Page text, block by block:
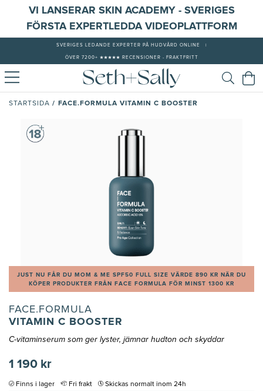
VI LANSERAR SKIN ACADEMY - SVERIGES
FÖRSTA EXPERTLEDDA VIDEOPLATTFORM
SVERIGES LEDANDE EXPERTER PÅ HUDVÅRD ONLINE
ÖVER 7200+ ★★★★★ RECENSIONER - FRAKTFRITT
STARTSIDA / FACE.FORMULA VITAMIN C BOOSTER
JUST NU FÅR DU MOM & ME SPF50 FULL SIZE VÄRDE 890 KR NÄR DU
KÖPER PRODUKTER FRÅN FACE FORMULA FÖR MINST 1300 KR
FACE.FORMULA
VITAMIN C BOOSTER
C-vitaminserum som ger lyster, jämnar hudton och skyddar
1 190 kr
Finns i lager Fri frakt Skickas normalt inom 24h